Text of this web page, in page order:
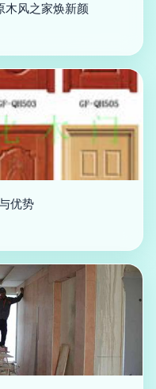
风之家焕新颜
优势